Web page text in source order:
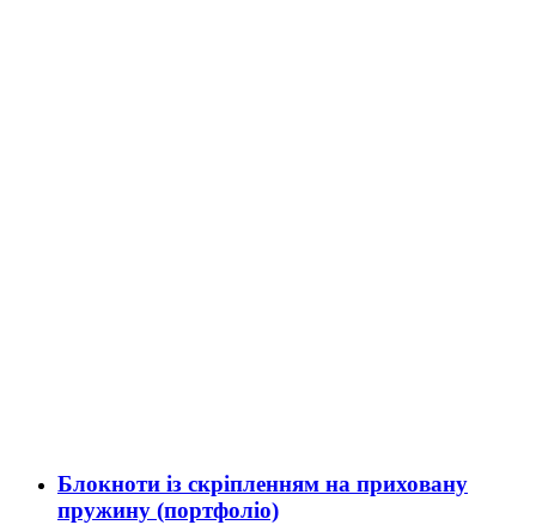
Блокноти із скріпленням на приховану
пружину (портфоліо)